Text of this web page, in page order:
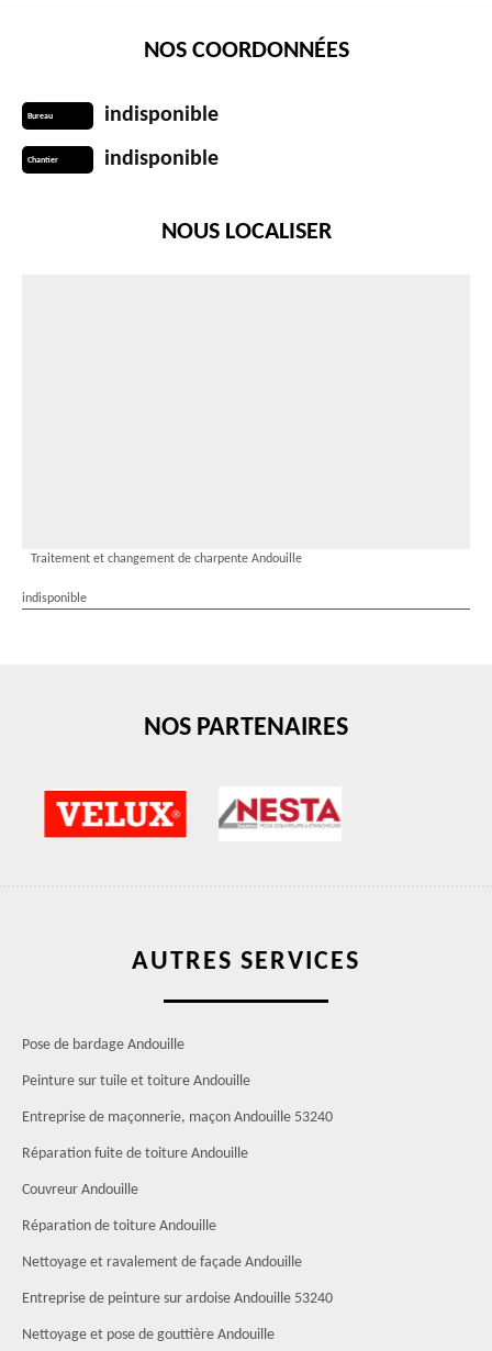
NOS COORDONNÉES
Bureau indisponible
Chantier indisponible
NOUS LOCALISER
Traitement et changement de charpente Andouille
indisponible
NOS PARTENAIRES
AUTRES SERVICES
Pose de bardage Andouille
Peinture sur tuile et toiture Andouille
Entreprise de maçonnerie, maçon Andouille 53240
Réparation fuite de toiture Andouille
Couvreur Andouille
Réparation de toiture Andouille
Nettoyage et ravalement de façade Andouille
Entreprise de peinture sur ardoise Andouille 53240
Nettoyage et pose de gouttière Andouille